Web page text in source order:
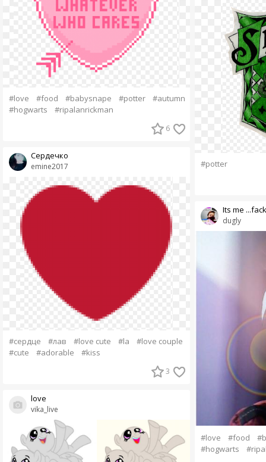
#love #food #babysnape #potter
#autumn
#hogwarts
#ripalanrickman
6
emine2017
Сердечко
#сердце #лав #love cute #la
#love couple
#cute
#adorable #kiss
3
vika_live
love
#potter
dugly
Its me ...fack
#love #food
#hogwarts